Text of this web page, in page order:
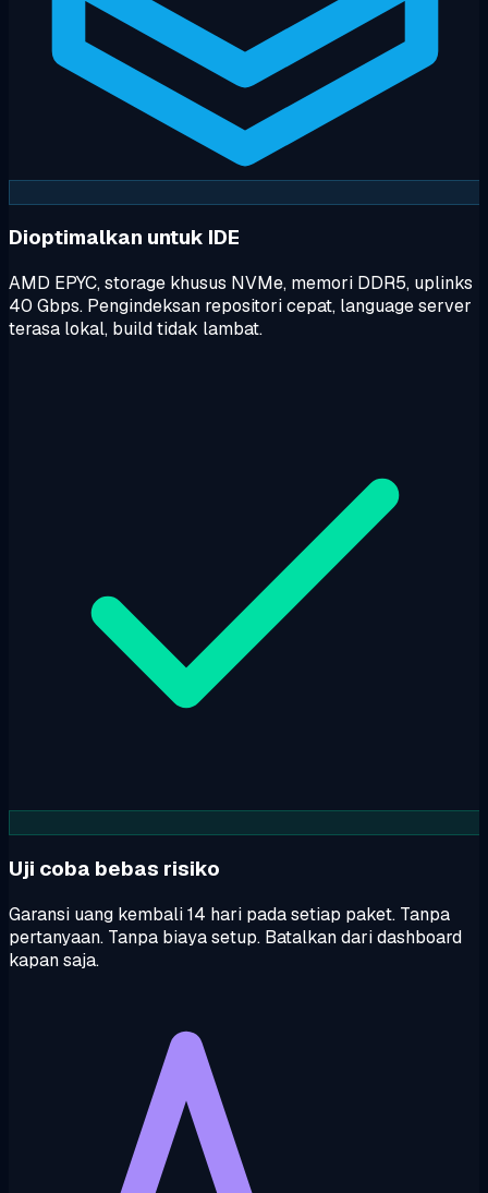
Dioptimalkan untuk IDE
AMD EPYC, storage khusus NVMe, memori DDR5, uplinks
40 Gbps. Pengindeksan repositori cepat, language server
terasa lokal, build tidak lambat.
Uji coba bebas risiko
Garansi uang kembali 14 hari pada setiap paket. Tanpa
pertanyaan. Tanpa biaya setup. Batalkan dari dashboard
kapan saja.